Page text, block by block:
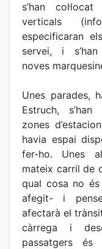
s’han
verticals
especificaran
servei, i
noves
Unes parades,
Estruch,
zones
havia espai
fer-ho. Unes
mateix carril de
qual cosa no
afegit- i
afectarà el
càrrega i
passatgers és